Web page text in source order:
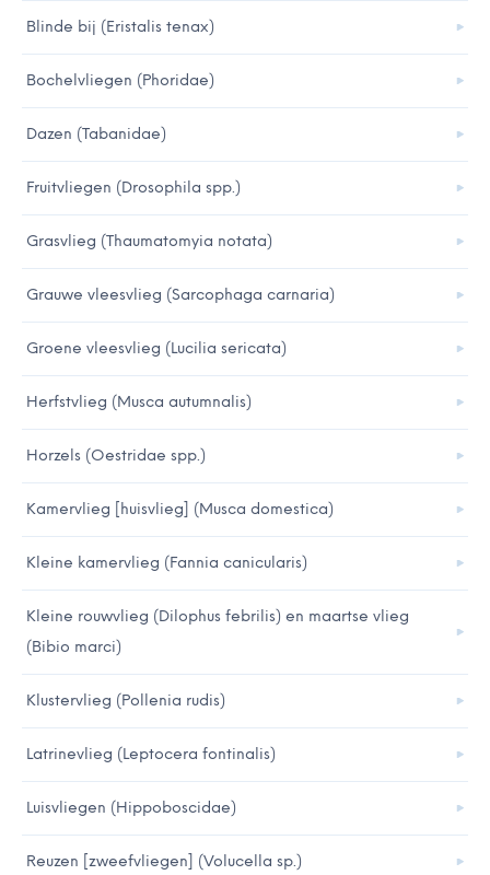
Blinde bij (Eristalis tenax)
Bochelvliegen (Phoridae)
Dazen (Tabanidae)
Fruitvliegen (Drosophila spp.)
Grasvlieg (Thaumatomyia notata)
Grauwe vleesvlieg (Sarcophaga carnaria)
Groene vleesvlieg (Lucilia sericata)
Herfstvlieg (Musca autumnalis)
Horzels (Oestridae spp.)
Kamervlieg [huisvlieg] (Musca domestica)
Kleine kamervlieg (Fannia canicularis)
Kleine rouwvlieg (Dilophus febrilis) en maartse vlieg
(Bibio marci)
Klustervlieg (Pollenia rudis)
Latrinevlieg (Leptocera fontinalis)
Luisvliegen (Hippoboscidae)
Reuzen [zweefvliegen] (Volucella sp.)